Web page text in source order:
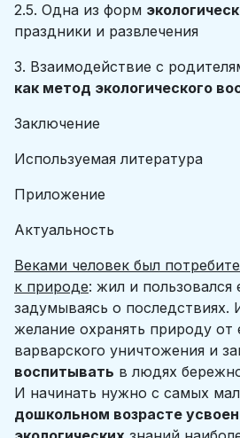
2.5. Одна из форм
праздники и развлечения
3. Взаимодействие с
как метод экологического
Заключение
Используемая литература
Приложение
Актуальность
Веками человек был
к природе: жил и пользовался
задумываясь о последствиях.
желание охранять природу от
варварского уничтожения и
воспитывать в людях
И начинать нужно с самых
дошкольном возрасте